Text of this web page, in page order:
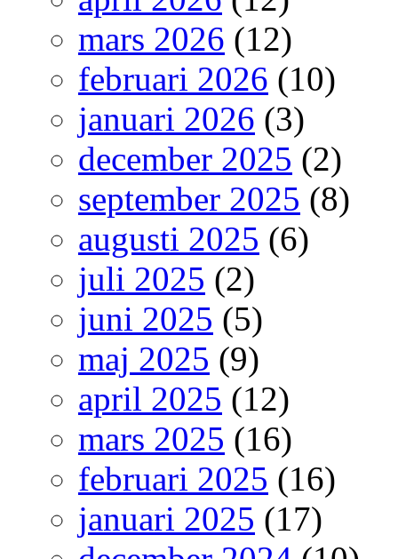
mars 2026 (12)
februari 2026 (10)
januari 2026 (3)
december 2025 (2)
september 2025 (8)
augusti 2025 (6)
juli 2025 (2)
juni 2025 (5)
maj 2025 (9)
april 2025 (12)
mars 2025 (16)
februari 2025 (16)
januari 2025 (17)